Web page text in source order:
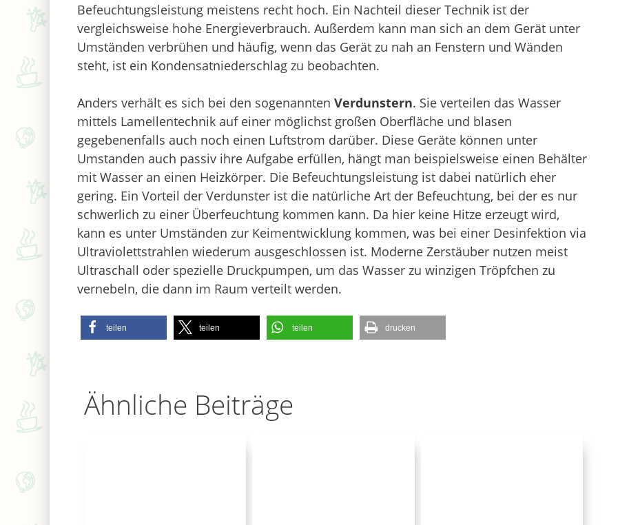
Befeuchtungsleistung meistens recht hoch. Ein Nachteil dieser Technik ist der
vergleichsweise hohe Energieverbrauch. Außerdem kann man sich an dem Gerät unter
Umständen verbrühen und häufig, wenn das Gerät zu nah an Fenstern und Wänden
steht, ist ein Kondensatniederschlag zu beobachten.
Anders verhält es sich bei den sogenannten Verdunstern. Sie verteilen das Wasser
mittels Lamellentechnik auf einer möglichst großen Oberfläche und blasen
gegebenenfalls auch noch einen Luftstrom darüber. Diese Geräte können unter
Umstanden auch passiv ihre Aufgabe erfüllen, hängt man beispielsweise einen Behälter
mit Wasser an einen Heizkörper. Die Befeuchtungsleistung ist dabei natürlich eher
gering. Ein Vorteil der Verdunster ist die natürliche Art der Befeuchtung, bei der es nur
schwerlich zu einer Überfeuchtung kommen kann. Da hier keine Hitze erzeugt wird,
kann es unter Umständen zur Keimentwicklung kommen, was bei einer Desinfektion via
Ultraviolettstrahlen wiederum ausgeschlossen ist. Moderne Zerstäuber nutzen meist
Ultraschall oder spezielle Druckpumpen, um das Wasser zu winzigen Tröpfchen zu
vernebeln, die dann im Raum verteilt werden.
teilen teilen teilen drucken
Ähnliche Beiträge